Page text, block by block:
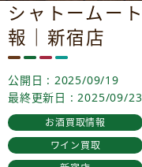
シャトームー
報｜新宿店
公開日 : 2025/09/19
最終更新日 : 2025/09/23
お酒買取情報
ワイン買取